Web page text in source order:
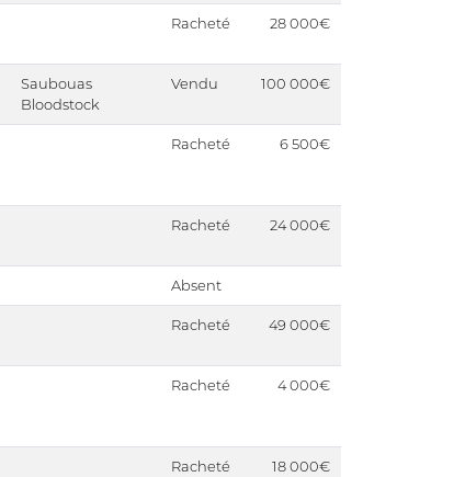
Racheté 28 000€
Saubouas
Bloodstock
Vendu 100 000€
Racheté 6 500€
Racheté 24 000€
Absent
Racheté 49 000€
Racheté 4 000€
Racheté 18 000€